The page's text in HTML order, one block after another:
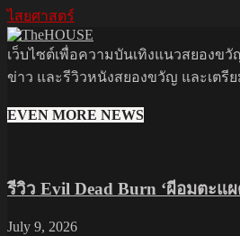
ไสยศาสตร์
เว็บไซต์เพื่อความบันเทิงแนวสยองข
ข่าว และรีวิวหนังสยองขวัญ และเตรี
EVEN MORE NEWS
รีวิว Evil Dead Burn ‘ผีอมตะ
July 9, 2026